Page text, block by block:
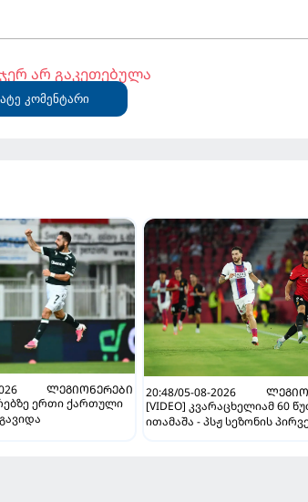
არ გაკეთებულა
კომენტარი
ᲚᲔᲒᲘᲝᲜᲔᲠᲔᲑᲘ
ერთი ქართული
20:48/05-08-2026
[VIDEO] კვარაცხელიამ 60
ითამაშა - პსჟ სეზონის